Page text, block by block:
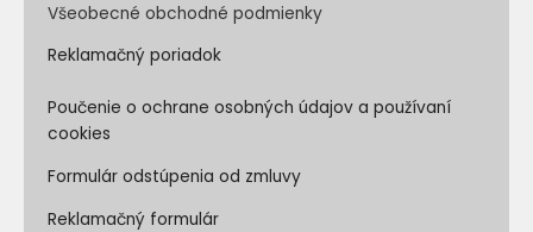
Všeobecné obchodné podmienky
Reklamačný poriadok
Poučenie o ochrane osobných údajov a používaní
cookies
Formulár odstúpenia od zmluvy
Reklamačný formulár